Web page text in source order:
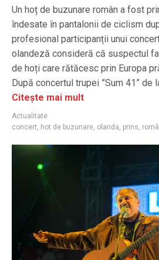
Un hoț de buzunare român a fost
îndesate în pantalonii de ciclism
profesional participanții unui
olandeză consideră că suspectul
de hoți care rătăcesc prin Europa
După concertul trupei ”Sum 41” de
Citește mai mult
Actualitate
concert
hot de buzunare olanda prins